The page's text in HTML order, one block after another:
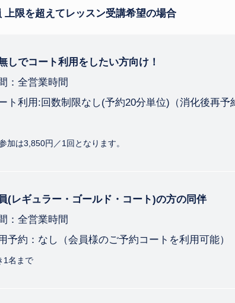
上限を超えてレッスン受講希望の場合
しでコート利用をしたい方向け！
：全営業時間
ト利用:回数制限なし(予約20分単位) （消化後再予
加は3,850円／1回となります。
(レギュラー・ゴールド・コート)の方の同伴
：全営業時間
予約：なし
（会員様のご予約コートを利用可能）
1名まで